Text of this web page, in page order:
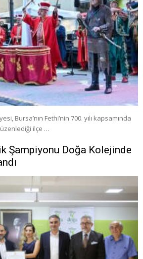
Bursa’nın Fethi’nin 700. yılı kapsamında
ilçe …
Şampiyonu Doğa Kolejinde